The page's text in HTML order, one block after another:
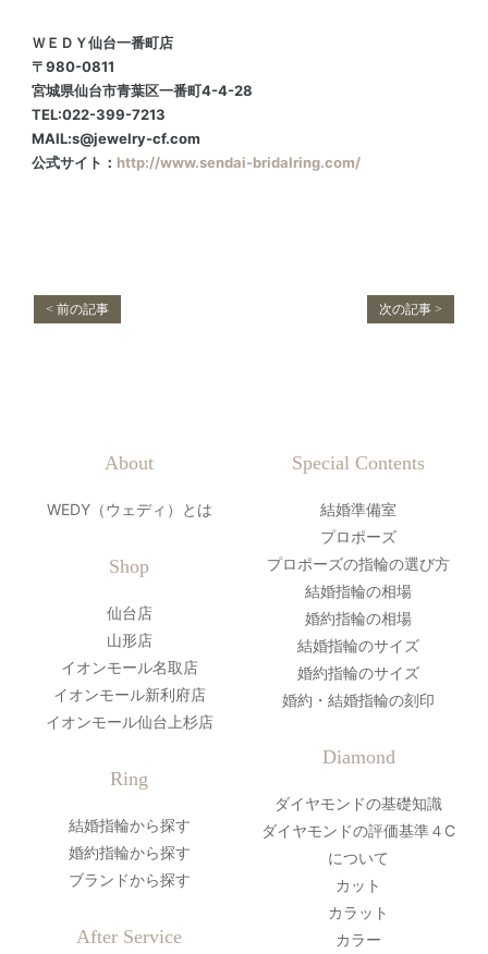
ＷＥＤＹ仙台一番町店
〒980-0811
宮城県仙台市青葉区一番町4-4-28
TEL:022-399-7213
MAIL:s@jewelry-cf.com
公式サイト： http://www.sendai-bridalring.com/
< 前の記事 次の記事 >
About
WEDY（ウェディ）とは
Shop
仙台店
山形店
イオンモール名取店
イオンモール新利府店
イオンモール仙台上杉店
Ring
結婚指輪から探す
婚約指輪から探す
ブランドから探す
After Service
Special Contents
結婚準備室
プロポーズ
プロポーズの指輪の選び方
結婚指輪の相場
婚約指輪の相場
結婚指輪のサイズ
婚約指輪のサイズ
婚約・結婚指輪の刻印
Diamond
ダイヤモンドの基礎知識
ダイヤモンドの評価基準４C
について
カット
カラット
カラー